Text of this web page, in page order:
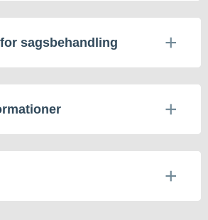
sagsbehandling